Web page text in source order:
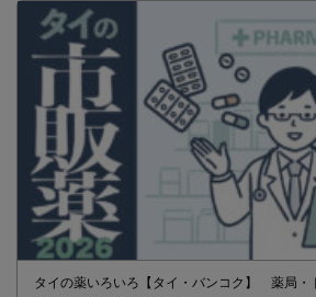
タイの薬いろいろ【タイ・バンコク】 薬局・